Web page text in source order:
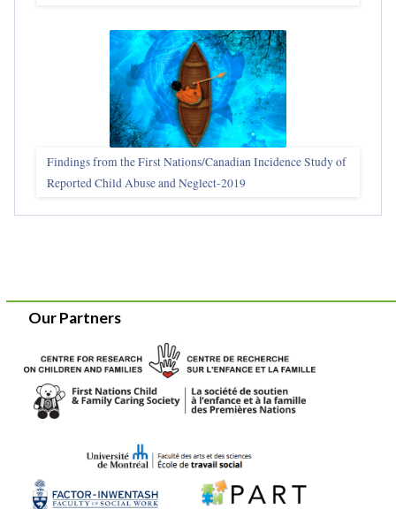
Findings from the First Nations/Canadian Incidence Study of
Reported Child Abuse and Neglect-2019
Our Partners